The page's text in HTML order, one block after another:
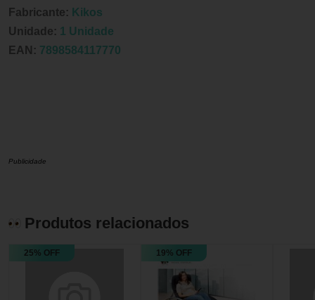
Fabricante: Kikos
Unidade: 1 Unidade
EAN: 7898584117770
Publicidade
Produtos relacionados
25% OFF 19% OFF